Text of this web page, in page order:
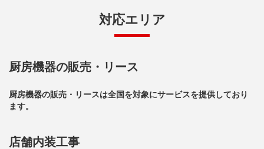
対応エリア
厨房機器の販売・リース
厨房機器の販売・リースは全国を対象にサービスを提供しており
ます。
店舗内装工事